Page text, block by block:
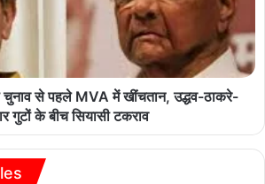
चुनाव से पहले MVA में खींचतान, उद्धव-ठाकरे-
गुटों के बीच सियासी टकराव